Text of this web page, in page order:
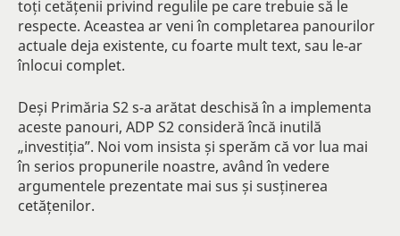
toți cetățenii privind regulile pe care trebuie să le
respecte. Aceastea ar veni în completarea panourilor
actuale deja existente, cu foarte mult text, sau le-ar
înlocui complet.
Deși Primăria S2 s-a arătat deschisă în a implementa
aceste panouri, ADP S2 consideră încă inutilă
„investiția”. Noi vom insista și sperăm că vor lua mai
în serios propunerile noastre, având în vedere
argumentele prezentate mai sus și susținerea
cetățenilor.